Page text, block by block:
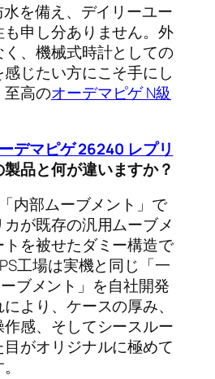
を備え、デイリーユー
申し分ありません。外
、機械式時計としての
感じたい方にこそ手にし
至高のオーデマピゲ N級
デマピゲ 26240 レプリ
品と何が違いますか？
内部ムーブメント」で
が既存の汎用ムーブメ
を被せたダミー構造で
工場は実機と同じ「一
ブメント」を自社開発
より、ケースの厚み、
感、そしてシースルー
がオリジナルに極めて